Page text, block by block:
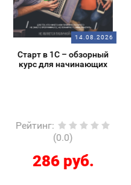
14.08.2026
Старт в 1С – обзорный
курс для начинающих
Рейтинг:
(0.0)
286 руб.